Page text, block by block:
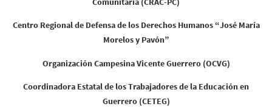
Centro Regional de Defensa de los Derechos Humanos “José María
Morelos y Pavón”
Organización Campesina Vicente Guerrero (OCVG)
Coordinadora Estatal de los Trabajadores de la Educación en
Guerrero (CETEG)